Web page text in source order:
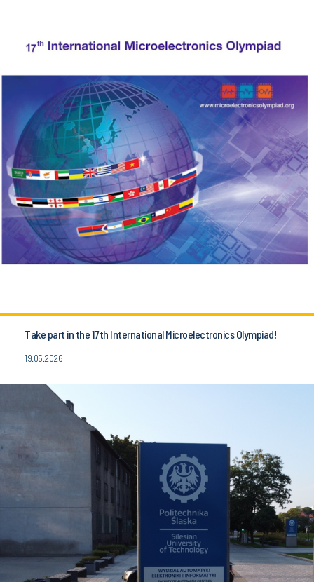
Take part in the 17th International Microelectronics Olympiad!
19.05.2026